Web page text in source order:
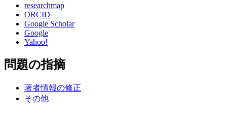
researchmap
ORCID
Google Scholar
Google
Yahoo!
問題の指摘
著者情報の修正
その他